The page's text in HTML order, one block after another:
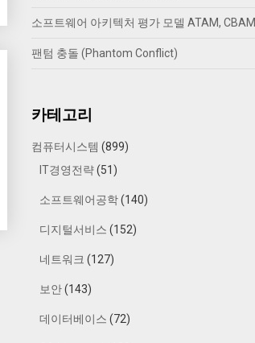
소프트웨어 아키텍처 평가 모델 ATAM, CBAM
팬텀 충돌 (Phantom Conflict)
카테고리
컴퓨터시스템 (899)
IT경영전략(51)
소프트웨어공학(140)
디지털서비스 (152)
네트워크 (127)
보안(143)
데이터베이스 (72)